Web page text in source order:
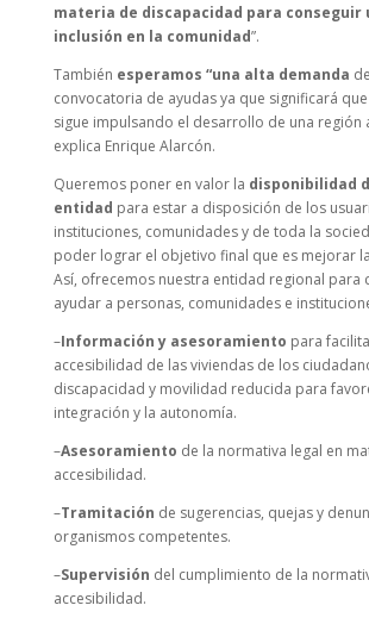
materia de discapacidad para conseguir
inclusión en la comunidad”.
También esperamos “una alta demanda
convocatoria de ayudas ya que significará
sigue impulsando el desarrollo de una región
explica Enrique Alarcón.
Queremos poner en valor la disponibilidad
entidad para estar a disposición de los
instituciones, comunidades y de toda la
poder lograr el objetivo final que es mejorar
Así, ofrecemos nuestra entidad regional para
ayudar a personas, comunidades e
–Información y asesoramiento para
accesibilidad de las viviendas de los
discapacidad y movilidad reducida para
integración y la autonomía.
–Asesoramiento de la normativa legal en
accesibilidad.
–Tramitación de sugerencias, quejas y
organismos competentes.
–Supervisión del cumplimiento de la
accesibilidad.